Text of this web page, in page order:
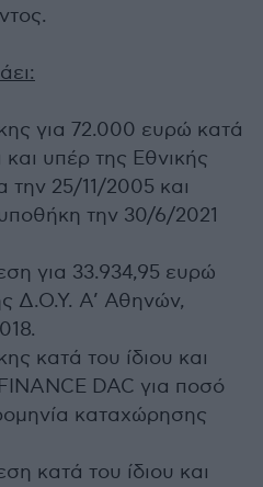
για 72.000 ευρώ κατά
υπέρ της Εθνικής
την 25/11/2005 και
την 30/6/2021
για 33.934,95 ευρώ
Δ.Ο.Υ. Α’ Αθηνών,
κατά του ίδιου και
DAC για ποσό
καταχώρησης
κατά του ίδιου και